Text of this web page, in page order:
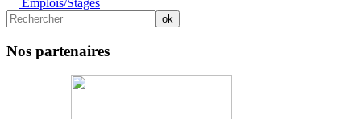
Nos partenaires